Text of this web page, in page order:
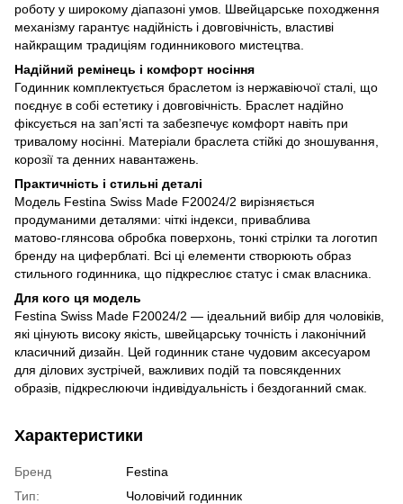
роботу у широкому діапазоні умов. Швейцарське походження
механізму гарантує надійність і довговічність, властиві
найкращим традиціям годинникового мистецтва.
Надійний ремінець і комфорт носіння
Годинник комплектується браслетом із нержавіючої сталі, що
поєднує в собі естетику і довговічність. Браслет надійно
фіксується на зап’ясті та забезпечує комфорт навіть при
тривалому носінні. Матеріали браслета стійкі до зношування,
корозії та денних навантажень.
Практичність і стильні деталі
Модель Festina Swiss Made F20024/2 вирізняється
продуманими деталями: чіткі індекси, приваблива
матово‑глянсова обробка поверхонь, тонкі стрілки та логотип
бренду на циферблаті. Всі ці елементи створюють образ
стильного годинника, що підкреслює статус і смак власника.
Для кого ця модель
Festina Swiss Made F20024/2 — ідеальний вибір для чоловіків,
які цінують високу якість, швейцарську точність і лаконічний
класичний дизайн. Цей годинник стане чудовим аксесуаром
для ділових зустрічей, важливих подій та повсякденних
образів, підкреслюючи індивідуальність і бездоганний смак.
Характеристики
Бренд
Festina
Тип:
Чоловічий годинник